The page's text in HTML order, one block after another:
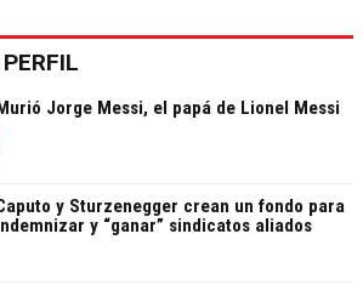
Jorge Messi, el papá de Lionel Messi
y Sturzenegger crean un fondo para
y “ganar” sindicatos aliados